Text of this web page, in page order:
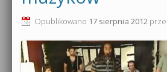
Produkcja muzyczna od podstaw
Sylenth1 od podstaw
0dB.pl - informacje
Newsletter
Opublikowano 17 sierpnia 2012